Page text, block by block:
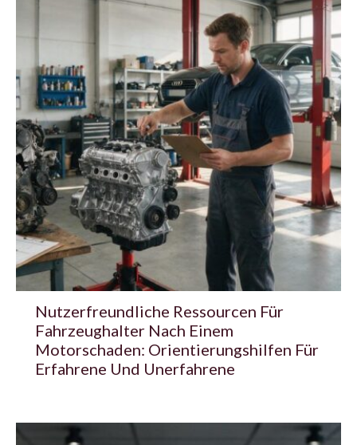
Nutzerfreundliche Ressourcen Für
Fahrzeughalter Nach Einem
Motorschaden: Orientierungshilfen Für
Erfahrene Und Unerfahrene